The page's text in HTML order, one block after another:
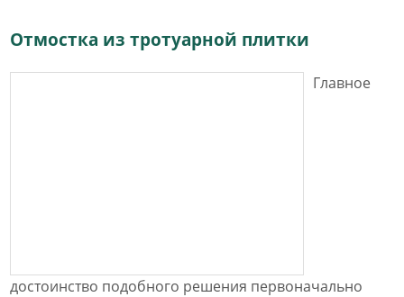
Отмостка из тротуарной плитки
Главное
достоинство подобного решения первоначально